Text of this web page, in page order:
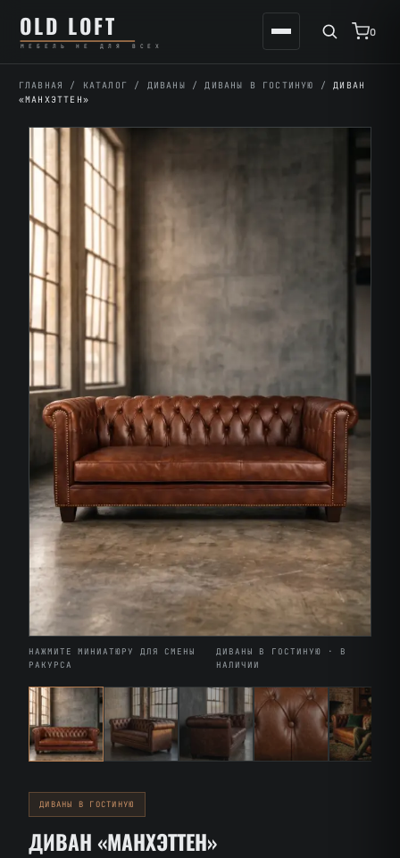
содержимому
содержимому
OLD LOFT
МЕБЕЛЬ НЕ ДЛЯ ВСЕХ
0
ГЛАВНАЯ / КАТАЛОГ / ДИВАНЫ /ДИВАНЫ В ГОСТИНУЮ /ДИВАН
«МАНХЭТТЕН»
НАЖМИТЕ МИНИАТЮРУ ДЛЯ СМЕНЫ
РАКУРСА
ДИВАНЫ В ГОСТИНУЮ · В
НАЛИЧИИ
ДИВАНЫ В ГОСТИНУЮ
ДИВАН «МАНХЭТТЕН»